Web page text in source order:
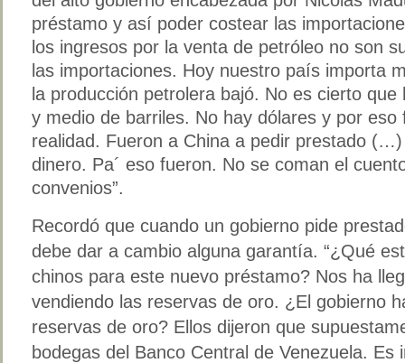
préstamo y así poder costear las
los ingresos por la venta de petróleo no son
las importaciones. Hoy nuestro país importa
la producción petrolera bajó. No es cierto
y medio de barriles. No hay dólares y por
realidad. Fueron a China a pedir prestado
dinero. Pa´ eso fueron. No se coman el
convenios”.
Recordó que cuando un gobierno pide
debe dar a cambio alguna garantía. “¿Qué
chinos para este nuevo préstamo? Nos ha
vendiendo las reservas de oro. ¿El gobierno
reservas de oro? Ellos dijeron que
bodegas del Banco Central de Venezuela. Es